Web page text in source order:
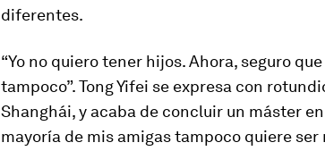
diferentes.
“Yo no quiero tener hijos. Ahora, seguro
tampoco”. Tong Yifei se expresa con
Shanghái, y acaba de concluir un máster
mayoría de mis amigas tampoco quiere